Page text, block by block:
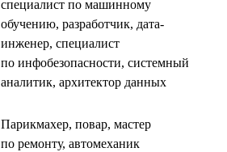
специалист по машинному
обучению, разработчик, дата-
инженер, специалист
по инфобезопасности, системный
аналитик, архитектор данных
Парикмахер, повар, мастер
по ремонту, автомеханик